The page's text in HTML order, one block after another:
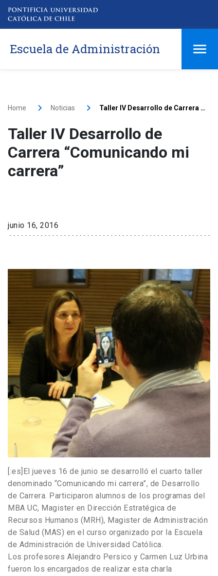
Escuela de Administración
Home Noticias Taller IV Desarrollo de Carrera “Comunicando mi carrera”
Taller IV Desarrollo de
Carrera “Comunicando mi
carrera”
junio 16, 2016
[:es]El jueves 16 de junio se desarrolló el cuarto taller
denominado “Comunicando mi carrera”, de Desarrollo
de Carrera. Participaron alumnos de los programas del
MBA UC, Magister en Dirección Estratégica de
Recursos Humanos (MRH), Magister de Administración
de Salud (MAS) en el curso organizado por la Escuela
de Administración de Universidad Católica.
Los profesores Alejandro Persico y Carmen Luz Urbina
fueron los encargados de realizar esta charla